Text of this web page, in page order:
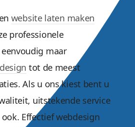
website laten maken
professionele
maar
tot de meest
Als u ons kiest bent u
uitstekende service
Effectief webdesign